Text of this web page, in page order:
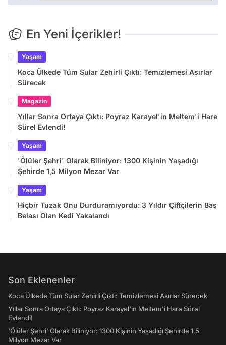
En Yeni İçerikler!
Yaşam
Koca Ülkede Tüm Sular Zehirli Çıktı: Temizlemesi Asırlar
Sürecek
Magazin
Yıllar Sonra Ortaya Çıktı: Poyraz Karayel'in Meltem'i Hare
Sürel Evlendi!
Yaşam
'Ölüler Şehri' Olarak Biliniyor: 1300 Kişinin Yaşadığı
Şehirde 1,5 Milyon Mezar Var
Yaşam
Hiçbir Tuzak Onu Durduramıyordu: 3 Yıldır Çiftçilerin Baş
Belası Olan Kedi Yakalandı
Son Eklenenler
Koca Ülkede Tüm Sular Zehirli Çıktı: Temizlemesi Asırlar Sürecek
Yıllar Sonra Ortaya Çıktı: Poyraz Karayel'in Meltem'i Hare Sürel
Evlendi!
'Ölüler Şehri' Olarak Biliniyor: 1300 Kişinin Yaşadığı Şehirde 1,5
Milyon Mezar Var